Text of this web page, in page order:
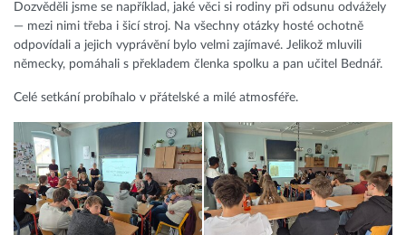
Dozvěděli jsme se například, jaké věci si rodiny při odsunu odvážely
— mezi nimi třeba i šicí stroj. Na všechny otázky hosté ochotně
odpovídali a jejich vyprávění bylo velmi zajímavé. Jelikož mluvili
německy, pomáhali s překladem členka spolku a pan učitel Bednář.
Celé setkání probíhalo v přátelské a milé atmosféře.